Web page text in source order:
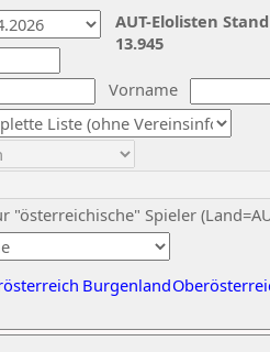
Vorname
"österreichische" Spieler
Burgenland
AUT-Elolisten
13.945